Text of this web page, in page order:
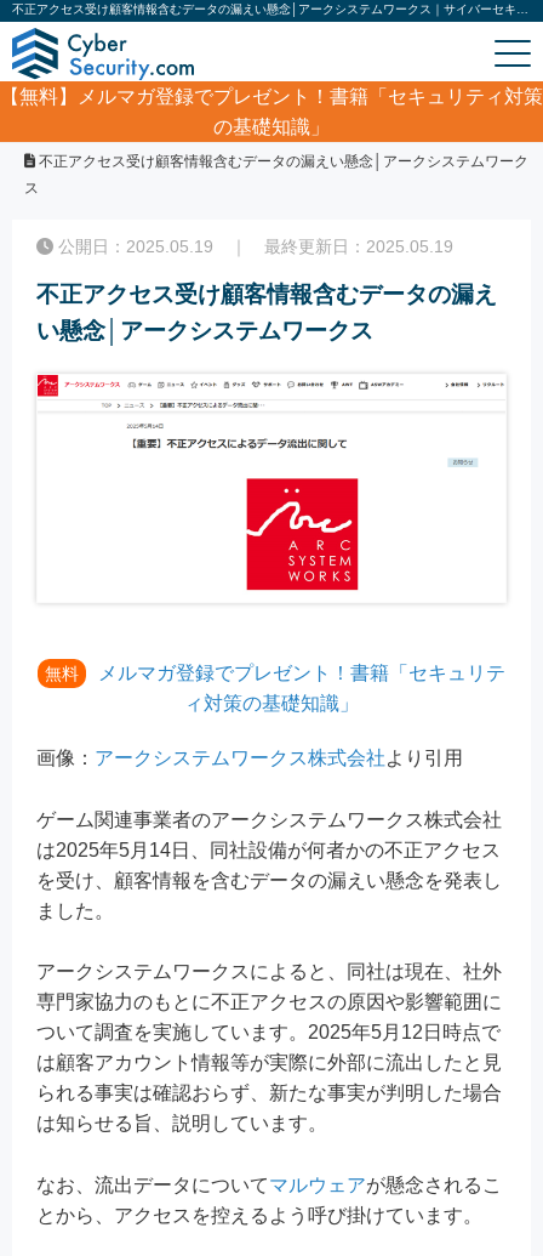
【無料】
メルマガ登録でプレゼント！書籍「セキュリティ対策
の基礎知識」
サイバーセキュリティ・情報漏洩ニュース
不正アクセス受け顧客情報含むデータの漏えい懸念│アークシステムワーク
ス
公開日：2025.05.19 ｜ 最終更新日：2025.05.19
不正アクセス受け顧客情報含むデータの漏え
い懸念│アークシステムワークス
無料
メルマガ登録でプレゼント！書籍「セキュリテ
ィ対策の基礎知識」
画像： アークシステムワークス株式会社より引用
ゲーム関連事業者のアークシステムワークス株式会社
は2025年5月14日、同社設備が何者かの不正アクセス
を受け、顧客情報を含むデータの漏えい懸念を発表し
ました。
アークシステムワークスによると、同社は現在、社外
専門家協力のもとに不正アクセスの原因や影響範囲に
ついて調査を実施しています。2025年5月12日時点で
は顧客アカウント情報等が実際に外部に流出したと見
られる事実は確認おらず、新たな事実が判明した場合
は知らせる旨、説明しています。
なお、流出データについてマルウェアが懸念されるこ
とから、アクセスを控えるよう呼び掛けています。